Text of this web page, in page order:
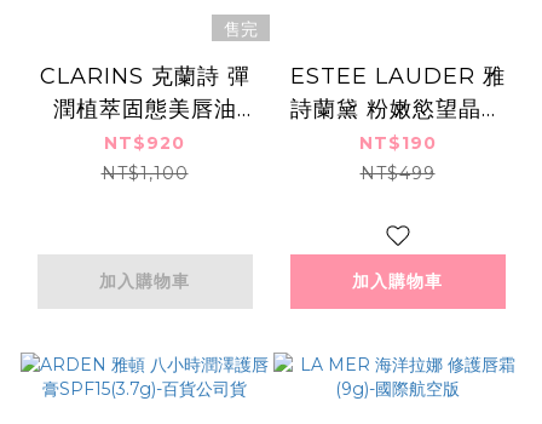
售完
CLARINS 克蘭詩 彈
潤植萃固態美唇油
(2.9g)-國際航空版-多
款可選
NT$920
NT$1,100
加入購物車
ESTEE LAUDER 雅
詩蘭黛 粉嫩慾望晶透
潤唇膏(1.6g)#04 紅
寶石
NT$190
NT$499
加入購物車